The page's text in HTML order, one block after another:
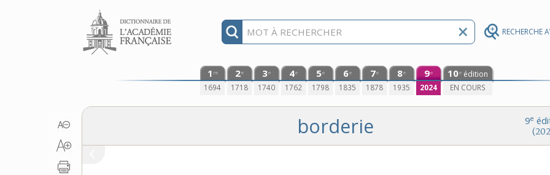
RECHERCHE
Aller au contenu
1 re
1694
2e
1718
3e
1740
4e
1762
5e
1798
6e
1835
7e
1878
8e
1935
9e
2024
10e édition
EN COURS
9e
borderie